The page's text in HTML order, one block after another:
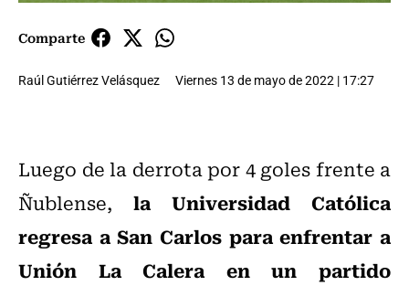
Comparte
Raúl Gutiérrez Velásquez Viernes 13 de mayo de 2022 | 17:27
Luego de la derrota por 4 goles frente a
Ñublense, la Universidad Católica
regresa a San Carlos para enfrentar a
Unión La Calera en un partido